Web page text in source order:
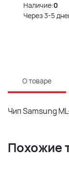
Наличие:0
Через 3-5
О товаре
Чип Samsung
Похожие